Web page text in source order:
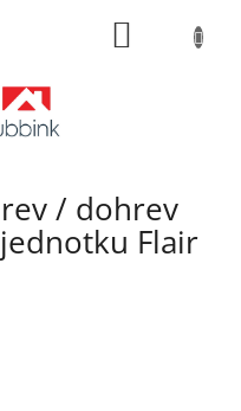
/ dohrev
Flair